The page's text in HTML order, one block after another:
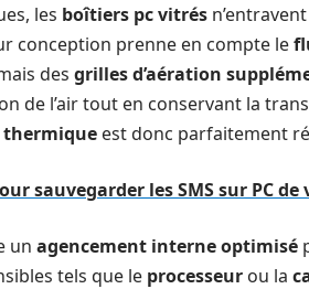
les boîtiers pc vitrés
conception prenne en compte le
des grilles d’aération
de l’air tout en conservant la
thermique est donc parfaitement
sauvegarder les SMS sur PC
un agencement interne optimisé
tels que le processeur ou la